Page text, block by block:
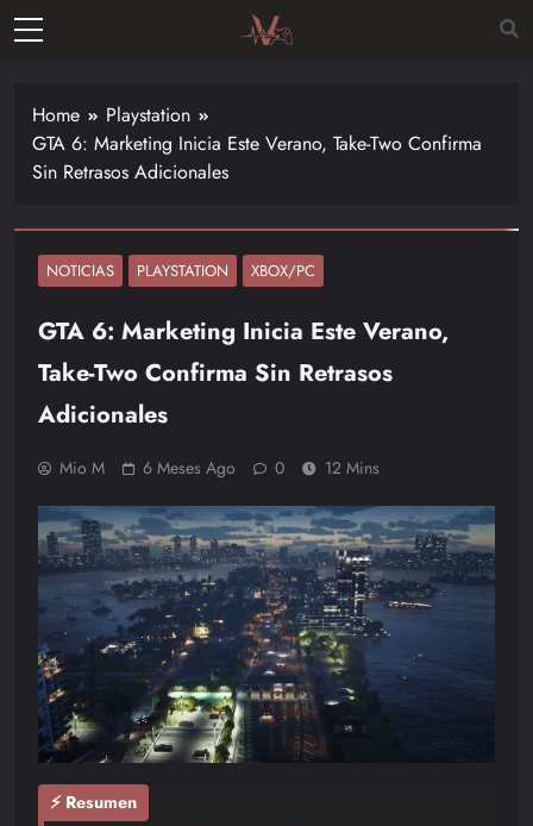
Skip
de las
últimas
los
–
Nintendo,
Playstac
Home
Playstation
GTA 6: Marketing Inicia Este Verano, Take-Two Confirma
Sin Retrasos Adicionales
NOTICIAS PLAYSTATION XBOX/PC
GTA 6: Marketing Inicia Este Verano,
Take-Two Confirma Sin Retrasos
Adicionales
Mio M 6 Meses Ago 0 12 Mins
⚡ Resumen